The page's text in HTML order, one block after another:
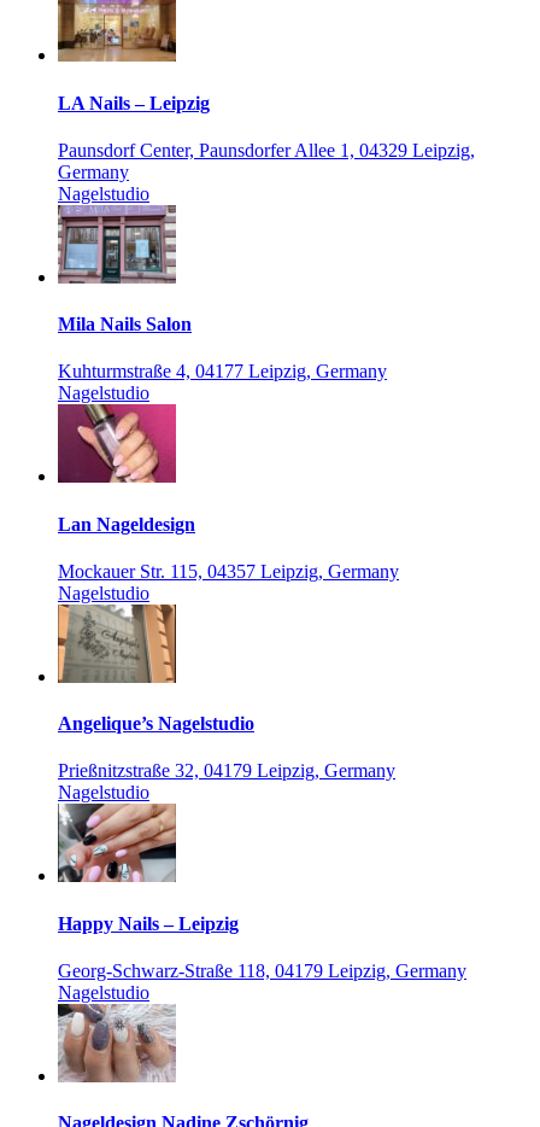
LA Nails – Leipzig
Paunsdorf Center, Paunsdorfer Allee 1, 04329 Leipzig,
Germany
Nagelstudio
Mila Nails Salon
Kuhturmstraße 4, 04177 Leipzig, Germany
Nagelstudio
Lan Nageldesign
Mockauer Str. 115, 04357 Leipzig, Germany
Nagelstudio
Angelique’s Nagelstudio
Prießnitzstraße 32, 04179 Leipzig, Germany
Nagelstudio
Happy Nails – Leipzig
Georg-Schwarz-Straße 118, 04179 Leipzig, Germany
Nagelstudio